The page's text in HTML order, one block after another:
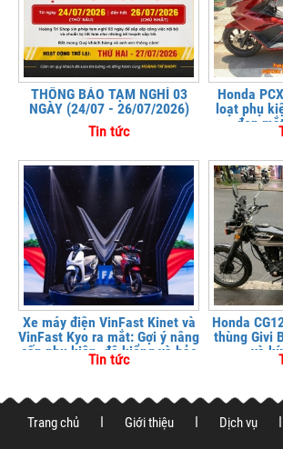
THÔNG BÁO TẠM NGHỈ 03
NGÀY (24/07 - 26/07/2026)
Tin tức
Honda
loạt phụ
đẹp
Xe máy điện VinFast Kinet và
VinFast Kyo ra mắt: Gợi ý nâng
cấp phụ kiện, độ kiểng và bảo
vệ xe tại
Tin tức
Honda
thùng Givi
và
Trang chủ Giới thiệu Dịch vụ